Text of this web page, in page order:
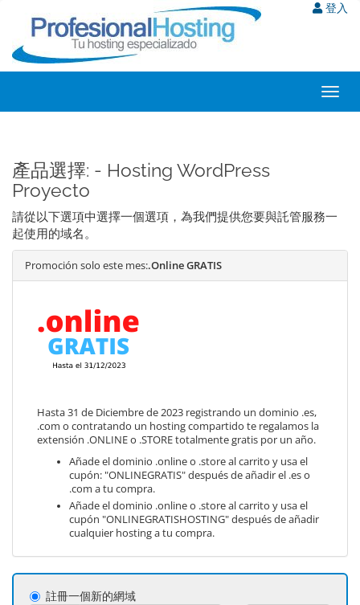
登入
產品選擇: - Hosting WordPress
Proyecto
請從以下選項中選擇一個選項，為我們提供您要與託管服務一
起使用的域名。
Promoción solo este mes:.Online GRATIS
Hasta 31 de Diciembre de 2023 registrando un dominio .es,
.com o contratando un hosting compartido te regalamos la
extensión .ONLINE o .STORE totalmente gratis por un año.
Añade el dominio .online o .store al carrito y usa el
cupón: "ONLINEGRATIS" después de añadir el .es o
.com a tu compra.
Añade el dominio .online o .store al carrito y usa el
cupón "ONLINEGRATISHOSTING" después de añadir
cualquier hosting a tu compra.
註冊一個新的網域